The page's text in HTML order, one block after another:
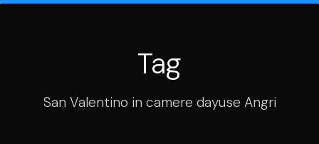
Tag
San Valentino in camere dayuse Angri